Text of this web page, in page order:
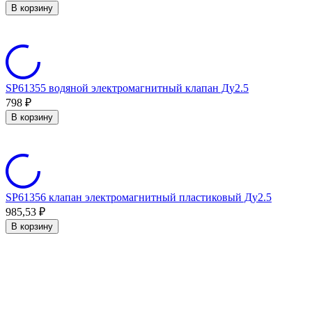
В корзину
SP61355 водяной электромагнитный клапан Ду2.5
798 ₽
В корзину
SP61356 клапан электромагнитный пластиковый Ду2.5
985,53 ₽
В корзину